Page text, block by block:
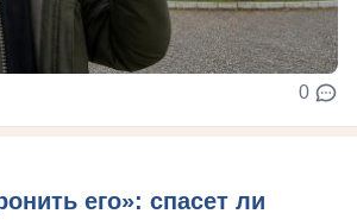
0
его»: спасет ли